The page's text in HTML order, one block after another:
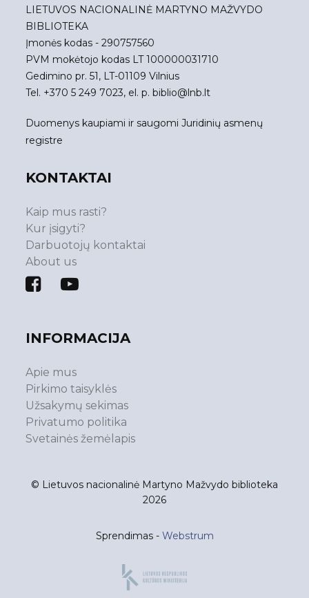
LIETUVOS NACIONALINĖ MARTYNO MAŽVYDO
BIBLIOTEKA
Įmonės kodas - 290757560
PVM mokėtojo kodas LT 100000031710
Gedimino pr. 51, LT-01109 Vilnius
Tel. +370 5 249 7023, el. p. biblio@lnb.lt
Duomenys kaupiami ir saugomi Juridinių asmenų
registre
KONTAKTAI
Kaip mus rasti?
Kur įsigyti?
Darbuotojų kontaktai
About us
INFORMACIJA
Apie mus
Pirkimo taisyklės
Užsakymų sekimas
Privatumo politika
Svetainės žemėlapis
© Lietuvos nacionalinė Martyno Mažvydo biblioteka
2026
Sprendimas - Webstrum